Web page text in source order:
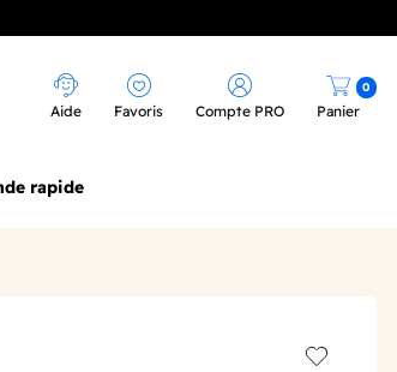
Aide Favoris Compte PRO Panier
0
rapide